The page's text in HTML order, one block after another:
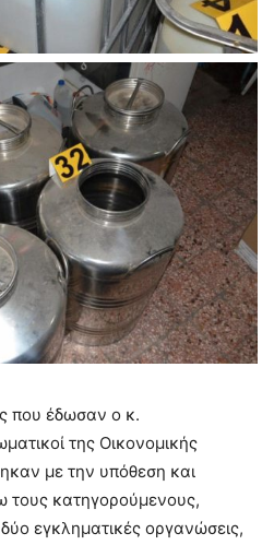
που έδωσαν ο κ.
της Οικονομικής
με την υπόθεση και
κατηγορούμενους,
δύο εγκληματικές οργανώσεις,